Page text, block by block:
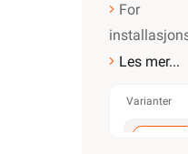
For
Les mer...
Varianter